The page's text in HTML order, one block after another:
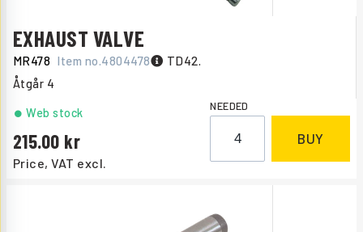
EXHAUST VALVE
MR478 Item no.4804478 TD42.
Åtgår 4
Price, VAT excl.
215.00
Web stock NEEDED
BUY